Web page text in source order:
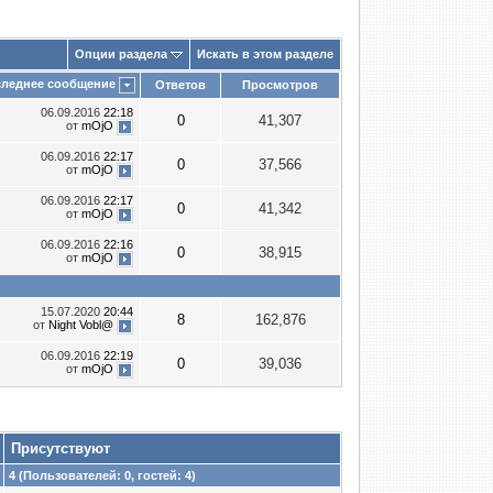
Опции раздела Искать в этом разделе
сообщение Ответов Просмотров
06.09.2016 22:18
от mOjO 0 41,307
06.09.2016 22:17
от mOjO 0 37,566
06.09.2016 22:17
от mOjO 0 41,342
06.09.2016 22:16
от mOjO 0 38,915
15.07.2020 20:44
от Night Vobl@ 8 162,876
06.09.2016 22:19
от mOjO 0 39,036
Присутствуют
4 (Пользователей: 0, гостей: 4)